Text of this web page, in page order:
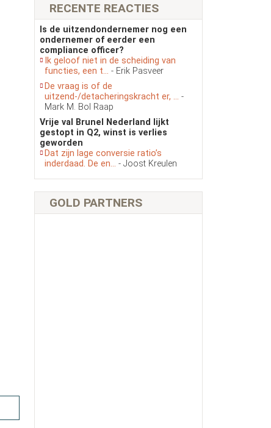
RECENTE REACTIES
Is de uitzendondernemer nog een
ondernemer of eerder een
compliance officer?
Ik geloof niet in de scheiding van
functies, een t... - Erik Pasveer
De vraag is of de
uitzend-/detacheringskracht er, ... -
Mark M. Bol Raap
Vrije val Brunel Nederland lijkt
gestopt in Q2, winst is verlies
geworden
Dat zijn lage conversie ratio’s
inderdaad. De en... - Joost Kreulen
GOLD PARTNERS